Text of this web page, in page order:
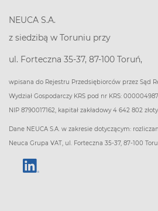
NEUCA S.A.
z siedzibą w Toruniu przy
ul. Forteczna 35-37, 87-100 Toruń,
wpisana do Rejestru Przedsiębiorców przez Sąd
Wydział Gospodarczy KRS pod nr KRS:
NIP 8790017162, kapitał zakładowy 4 642 802
Dane NEUCA S.A. w zakresie dotyczącym:
Neuca Grupa VAT, ul. Forteczna 35-37, 87-100